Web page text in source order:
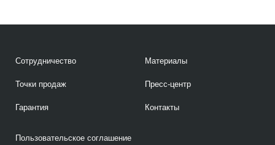
Сотрудничество
Точки продаж
Гарантия
Материалы
Пресс-центр
Контакты
Пользовательское соглашение